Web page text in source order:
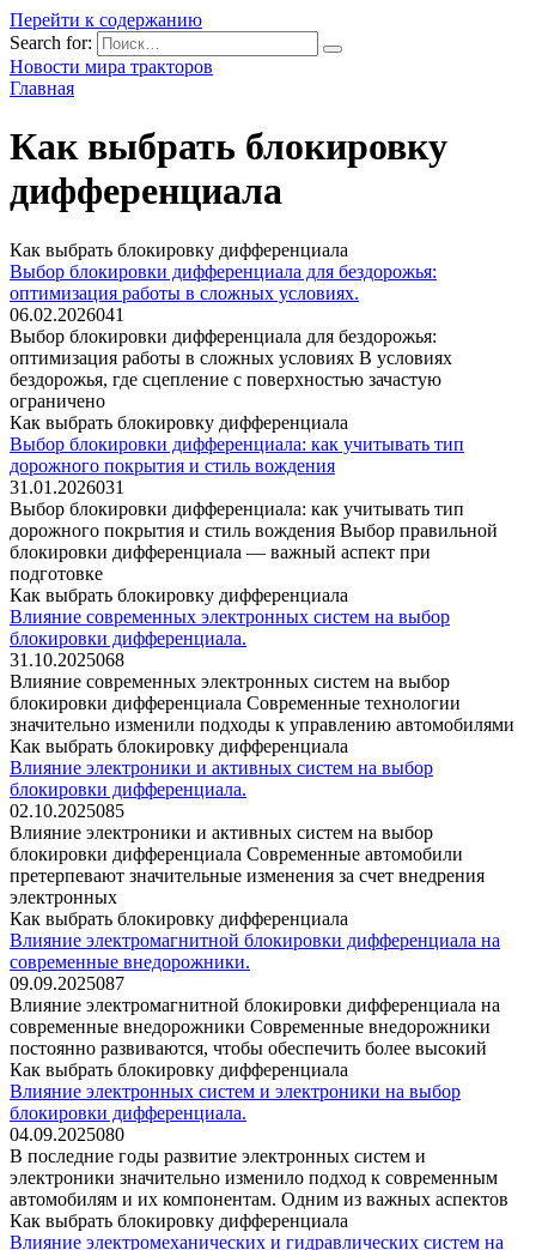
Перейти к содержанию
Search for:
Новости мира тракторов
Главная
Как выбрать блокировку
дифференциала
Как выбрать блокировку дифференциала
Выбор блокировки дифференциала для бездорожья:
оптимизация работы в сложных условиях.
06.02.2026041
Выбор блокировки дифференциала для бездорожья:
оптимизация работы в сложных условиях В условиях
бездорожья, где сцепление с поверхностью зачастую
ограничено
Как выбрать блокировку дифференциала
Выбор блокировки дифференциала: как учитывать тип
дорожного покрытия и стиль вождения
31.01.2026031
Выбор блокировки дифференциала: как учитывать тип
дорожного покрытия и стиль вождения Выбор правильной
блокировки дифференциала — важный аспект при
подготовке
Как выбрать блокировку дифференциала
Влияние современных электронных систем на выбор
блокировки дифференциала.
31.10.2025068
Влияние современных электронных систем на выбор
блокировки дифференциала Современные технологии
значительно изменили подходы к управлению автомобилями
Как выбрать блокировку дифференциала
Влияние электроники и активных систем на выбор
блокировки дифференциала.
02.10.2025085
Влияние электроники и активных систем на выбор
блокировки дифференциала Современные автомобили
претерпевают значительные изменения за счет внедрения
электронных
Как выбрать блокировку дифференциала
Влияние электромагнитной блокировки дифференциала на
современные внедорожники.
09.09.2025087
Влияние электромагнитной блокировки дифференциала на
современные внедорожники Современные внедорожники
постоянно развиваются, чтобы обеспечить более высокий
Как выбрать блокировку дифференциала
Влияние электронных систем и электроники на выбор
блокировки дифференциала.
04.09.2025080
В последние годы развитие электронных систем и
электроники значительно изменило подход к современным
автомобилям и их компонентам. Одним из важных аспектов
Как выбрать блокировку дифференциала
Влияние электромеханических и гидравлических систем на